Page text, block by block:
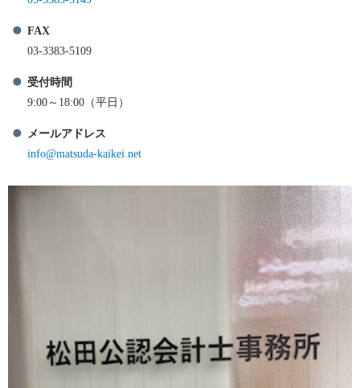
FAX
03-3383-5109
受付時間
9:00～18:00（平日）
メールアドレス
info@matsuda-kaikei.net